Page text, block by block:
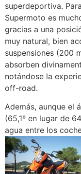
superdeportiva.
Supermoto es
gracias a una
muy natural, bien
suspensiones (200
absorben
notándose la
off-road.
Además, aunque el
(65,1º en lugar de
agua entre los